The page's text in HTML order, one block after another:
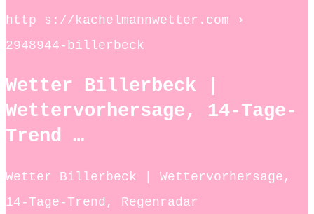
http s://kachelmannwetter.com ›
2948944-billerbeck
Wetter Billerbeck |
Wettervorhersage, 14-Tage-
Trend …
Wetter Billerbeck | Wettervorhersage,
14-Tage-Trend, Regenradar